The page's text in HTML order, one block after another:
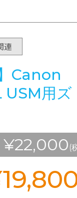
連
Canon
用ズ
¥22,000 (